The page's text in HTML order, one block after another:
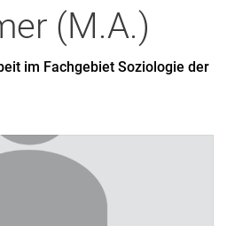
(M.A.)
im Fachgebiet Soziologie der